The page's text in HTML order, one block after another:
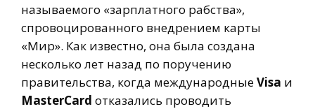
называемого «зарплатного рабства»,
спровоцированного внедрением карты
«Мир». Как известно, она была создана
несколько лет назад по поручению
правительства, когда международныеVisa и
MasterCard отказались проводить